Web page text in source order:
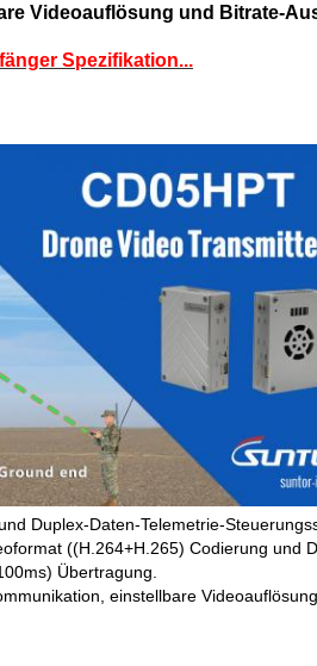
Videoauflösung und Bitrate-
Spezifikation...
Duplex-Daten-Telemetrie-
((H.264+H.265) Codierung und
Übertragung.
einstellbare